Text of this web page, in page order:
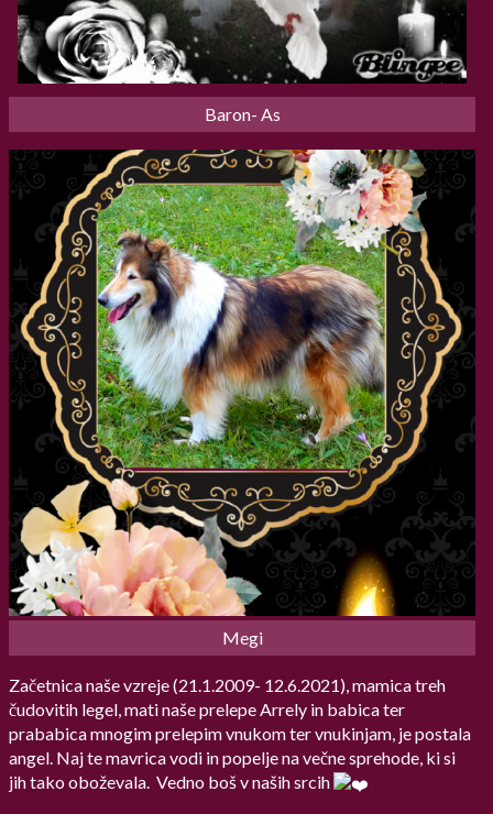
Baron- As
Megi
Začetnica naše vzreje (21.1.2009- 12.6.2021), mamica treh
čudovitih legel, mati naše prelepe Arrely in babica ter
prababica mnogim prelepim vnukom ter vnukinjam, je postala
angel. Naj te mavrica vodi in popelje na večne sprehode, ki si
jih tako oboževala. Vedno boš v naših srcih